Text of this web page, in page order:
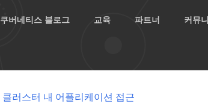
쿠버네티스 블로그 교육 파트너 커뮤
클러스터 내 어플리케이션 접근